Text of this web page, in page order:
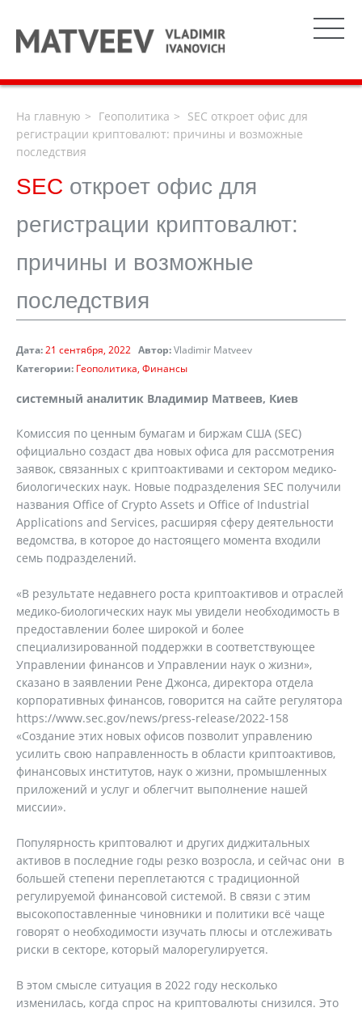
На главную Геополитика
SEC откроет офис для
регистрации криптовалют: причины и возможные
последствия
SEC откроет офис для
регистрации криптовалют:
причины и возможные
последствия
Дата:21 сентября, 2022 Автор:Vladimir Matveev
Категории: Геополитика Финансы
системный аналитик Владимир Матвеев, Киев
Комиссия по ценным бумагам и биржам США (SEC)
официально создаст два новых офиса для рассмотрения
заявок, связанных с криптоактивами и сектором медико-
биологических наук. Новые подразделения SEC получили
названия Office of Crypto Assets и Office of Industrial
Applications and Services, расширяя сферу деятельности
ведомства, в которое до настоящего момента входили
семь подразделений.
«В результате недавнего роста криптоактивов и отраслей
медико-биологических наук мы увидели необходимость в
предоставлении более широкой и более
специализированной поддержки в соответствующее
Управлении финансов и Управлении наук о жизни»,
сказано в заявлении Рене Джонса, директора отдела
корпоративных финансов, говорится на сайте регулятора
https://www.sec.gov/news/press-release/2022-158
«Создание этих новых офисов позволит управлению
усилить свою направленность в области криптоактивов,
финансовых институтов, наук о жизни, промышленных
приложений и услуг и облегчит выполнение нашей
миссии».
Популярность криптовалют и других диджитальных
активов в последние годы резко возросла, и сейчас они в
большей степени переплетаются с традиционной
регулируемой финансовой системой. В связи с этим
высокопоставленные чиновники и политики всё чаще
говорят о необходимости изучать плюсы и отслеживать
риски в секторе, который малорегулируется.
В этом смысле ситуация в 2022 году несколько
изменилась, когда спрос на криптовалюты снизился. Это